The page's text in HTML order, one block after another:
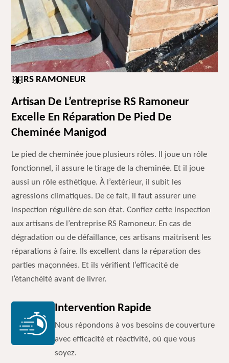
RS RAMONEUR
Artisan De L’entreprise RS Ramoneur
Excelle En Réparation De Pied De
Cheminée Manigod
Le pied de cheminée joue plusieurs rôles. Il joue un rôle
fonctionnel, il assure le tirage de la cheminée. Et il joue
aussi un rôle esthétique. À l’extérieur, il subit les
agressions climatiques. De ce fait, il faut assurer une
inspection régulière de son état. Confiez cette inspection
aux artisans de l’entreprise RS Ramoneur. En cas de
dégradation ou de défaillance, ces artisans maitrisent les
réparations à faire. Ils excellent dans la réparation des
parties maçonnées. Et ils vérifient l’efficacité de
l’étanchéité avant de livrer.
Intervention Rapide
Nous répondons à vos besoins de couverture
avec efficacité et réactivité, où que vous
soyez.